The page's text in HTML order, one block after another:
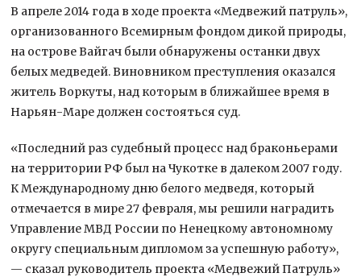
В апреле 2014 года в ходе проекта «Медвежий патруль»,
организованного Всемирным фондом дикой природы,
на острове Вайгач были обнаружены останки двух
белых медведей. Виновником преступления оказался
житель Воркуты, над которым в ближайшее время в
Нарьян-Маре должен состояться суд.
«Последний раз судебный процесс над браконьерами
на территории РФ был на Чукотке в далеком 2007 году.
К Международному дню белого медведя, который
отмечается в мире 27 февраля, мы решили наградить
Управление МВД России по Ненецкому автономному
округу специальным дипломом за успешную работу»,
— сказал руководитель проекта «Медвежий Патруль»